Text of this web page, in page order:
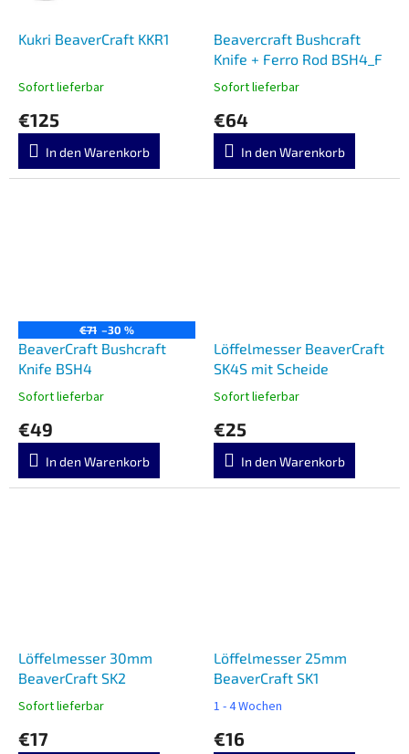
Kukri BeaverCraft KKR1
Sofort lieferbar
€125
In den Warenkorb
Beavercraft Bushcraft
Knife + Ferro Rod BSH4_F
Sofort lieferbar
€64
In den Warenkorb
€71 –30 %
BeaverCraft Bushcraft
Knife BSH4
Sofort lieferbar
€49
In den Warenkorb
Löffelmesser BeaverCraft
SK4S mit Scheide
Sofort lieferbar
€25
In den Warenkorb
Löffelmesser 30mm
BeaverCraft SK2
Sofort lieferbar
€17
Löffelmesser 25mm
BeaverCraft SK1
1 - 4 Wochen
€16